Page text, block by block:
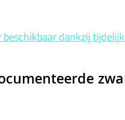
dankzij